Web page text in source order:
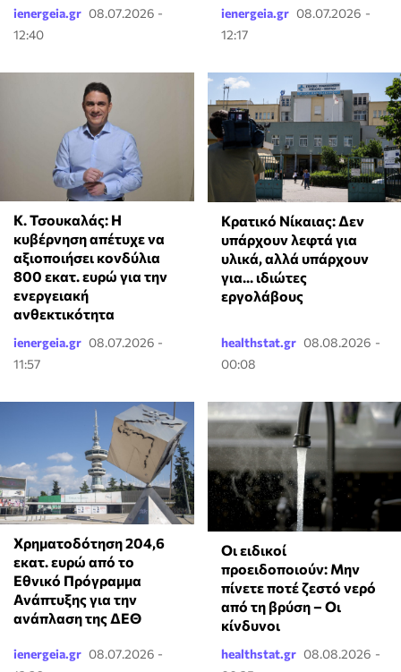
ienergeia.gr 08.07.2026 -
12:40
ienergeia.gr 08.07.2026 -
12:17
Κ. Τσουκαλάς: Η
κυβέρνηση απέτυχε να
αξιοποιήσει κονδύλια
800 εκατ. ευρώ για την
ενεργειακή
ανθεκτικότητα
ienergeia.gr 08.07.2026 -
11:57
Κρατικό Νίκαιας: Δεν
υπάρχουν λεφτά για
υλικά, αλλά υπάρχουν
για... ιδιώτες
εργολάβους
healthstat.gr 08.08.2026 -
00:08
Χρηματοδότηση 204,6
εκατ. ευρώ από το
Εθνικό Πρόγραμμα
Ανάπτυξης για την
ανάπλαση της ΔΕΘ
ienergeia.gr 08.07.2026 -
Οι ειδικοί
προειδοποιούν: Μην
πίνετε ποτέ ζεστό νερό
από τη βρύση – Οι
κίνδυνοι
healthstat.gr 08.08.2026 -